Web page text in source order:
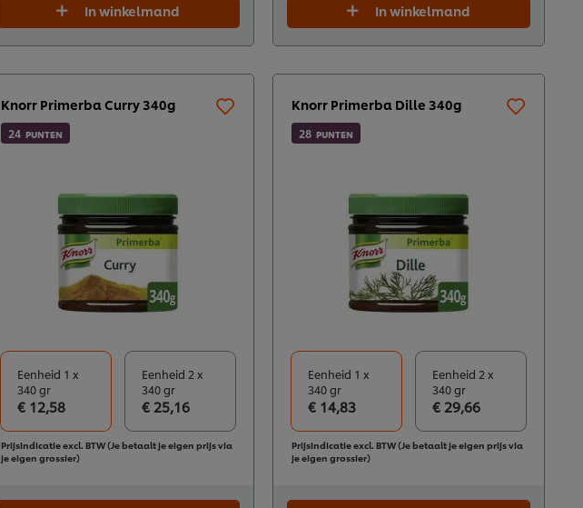
In winkelmand In winkelmand
Knorr Primerba Curry 340g
24 PUNTEN
Eenheid 1 x
340 gr
€ 12,58
Eenheid 2 x
340 gr
€ 25,16
Prijsindicatie excl. BTW (Je betaalt je eigen prijs via
je eigen grossier)
Knorr Primerba Dille 340g
28 PUNTEN
Eenheid 1 x
340 gr
€ 14,83
Eenheid 2 x
340 gr
€ 29,66
Prijsindicatie excl. BTW (Je betaalt je eigen prijs via
je eigen grossier)